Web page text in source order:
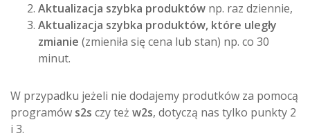
Aktualizacja szybka produktów np. raz dziennie,
Aktualizacja szybka produktów, które uległy
zmianie (zmieniła się cena lub stan) np. co 30
minut.
W przypadku jeżeli nie dodajemy produtków za pomocą
programów s2s czy też w2s, dotyczą nas tylko punkty 2
i 3.